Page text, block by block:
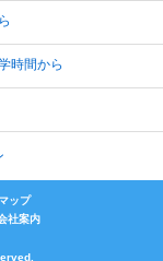
時間から
ップ
社案内